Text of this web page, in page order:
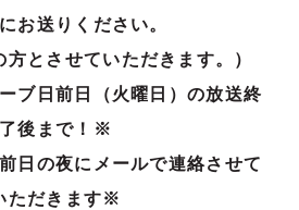
お送りください。
方とさせていただきます。）
ブ日前日（火曜日）の放送終
了後まで！※
日の夜にメールで連絡させて
ただきます※